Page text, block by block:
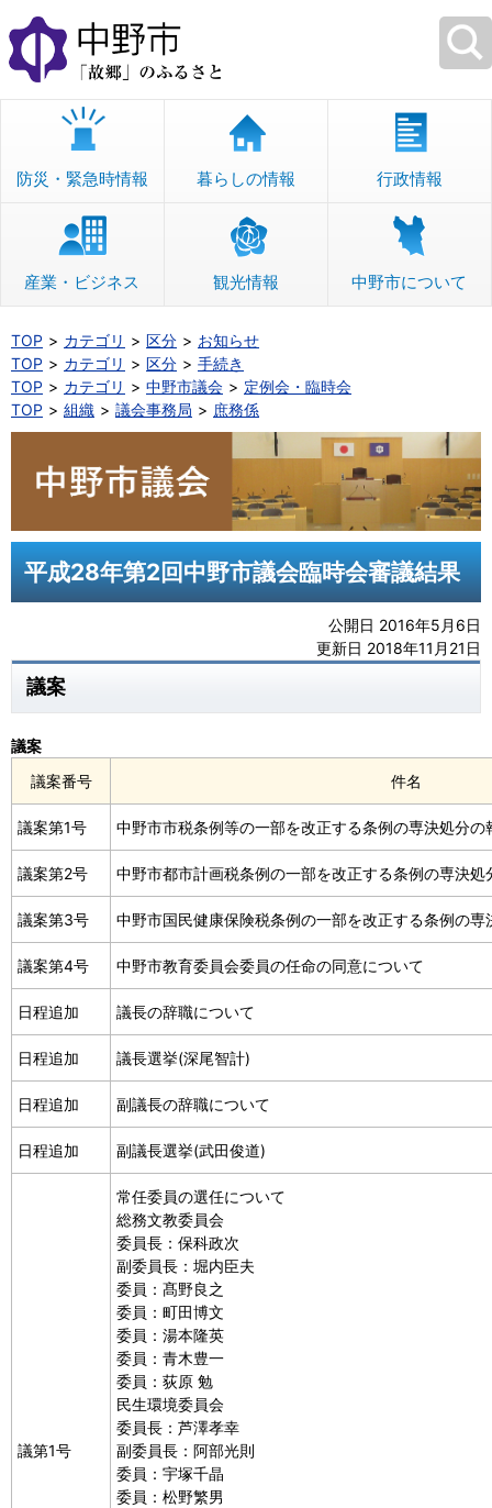
本
文
へ
移
防災・緊急時情報 暮らしの情報 行政情報
産業・ビジネス 観光情報 中野市について
TOP カテゴリ 区分
お知らせ
TOP
カテゴリ 区分
手続き
TOP
カテゴリ 中野市議会
定例会・臨時会
TOP
組織 議会事務局 庶務係
平成28年第2回中野市議会臨時会審議結果
公開日 2016年5月6日
更新日 2018年11月21日
議案
議案番号 件名
議案
議案第1号 中野市市税条例等の一部を改正する条例の専決処分の
議案第2号 中野市都市計画税条例の一部を改正する条例の専決処
議案第3号 中野市国民健康保険税条例の一部を改正する条例の専
議案第4号 中野市教育委員会委員の任命の同意について
日程追加 議長の辞職について
日程追加 議長選挙(深尾智計)
日程追加 副議長の辞職について
日程追加 副議長選挙(武田俊道)
議第1号
常任委員の選任について
総務文教委員会
委員長：保科政次
副委員長：堀内臣夫
委員：髙野良之
委員：町田博文
委員：湯本隆英
委員：青木豊一
委員：荻原 勉
民生環境委員会
委員長：芦澤孝幸
副委員長：阿部光則
委員：宇塚千晶
委員：松野繁男